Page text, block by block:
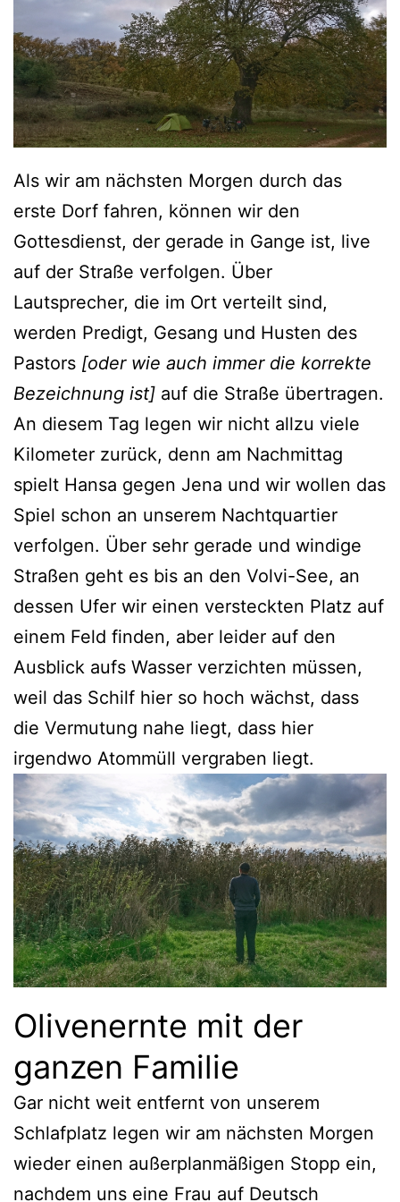
Als wir am nächsten Morgen durch das
erste Dorf fahren, können wir den
Gottesdienst, der gerade in Gange ist, live
auf der Straße verfolgen. Über
Lautsprecher, die im Ort verteilt sind,
werden Predigt, Gesang und Husten des
Pastors [oder wie auch immer die korrekte
Bezeichnung ist] auf die Straße übertragen.
An diesem Tag legen wir nicht allzu viele
Kilometer zurück, denn am Nachmittag
spielt Hansa gegen Jena und wir wollen das
Spiel schon an unserem Nachtquartier
verfolgen. Über sehr gerade und windige
Straßen geht es bis an den Volvi-See, an
dessen Ufer wir einen versteckten Platz auf
einem Feld finden, aber leider auf den
Ausblick aufs Wasser verzichten müssen,
weil das Schilf hier so hoch wächst, dass
die Vermutung nahe liegt, dass hier
irgendwo Atommüll vergraben liegt.
Olivenernte mit der
ganzen Familie
Gar nicht weit entfernt von unserem
Schlafplatz legen wir am nächsten Morgen
wieder einen außerplanmäßigen Stopp ein,
nachdem uns eine Frau auf Deutsch